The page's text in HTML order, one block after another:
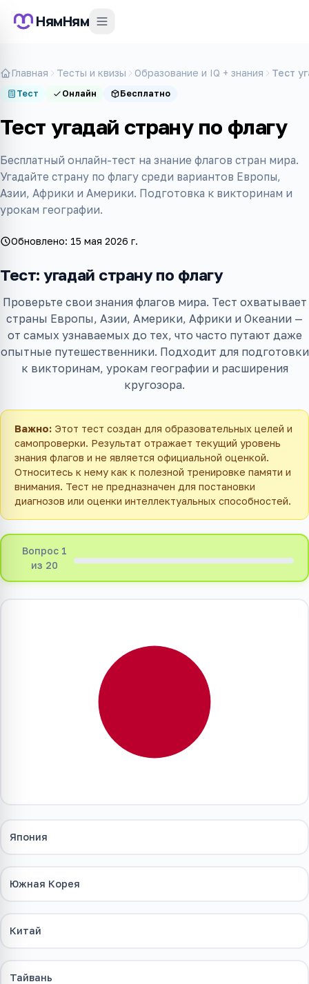
НямНям
Главная Тесты и квизы Образование и IQ + знания Тест
Тест Онлайн Бесплатно
Тест угадай страну по флагу
Бесплатный онлайн-тест на знание флагов стран мира.
Угадайте страну по флагу среди вариантов Европы,
Азии, Африки и Америки. Подготовка к викторинам и
урокам географии.
Обновлено: 15 мая 2026 г.
Тест: угадай страну по флагу
Проверьте свои знания флагов мира. Тест охватывает
страны Европы, Азии, Америки, Африки и Океании —
от самых узнаваемых до тех, что часто путают даже
опытные путешественники. Подходит для подготовки
к викторинам, урокам географии и расширения
кругозора.
Важно: Этот тест создан для образовательных целей и
самопроверки. Результат отражает текущий уровень
знания флагов и не является официальной оценкой.
Относитесь к нему как к полезной тренировке памяти и
внимания. Тест не предназначен для постановки
диагнозов или оценки интеллектуальных способностей.
Вопрос 1
из 20
Япония
Южная Корея
Китай
Тайвань